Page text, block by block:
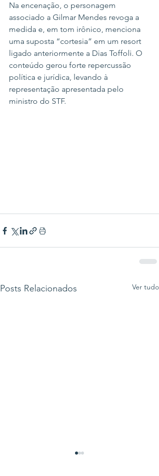
Na encenação, o personagem
associado a Gilmar Mendes revoga a
medida e, em tom irônico, menciona
uma suposta “cortesia” em um resort
ligado anteriormente a Dias Toffoli. O
conteúdo gerou forte repercussão
política e jurídica, levando à
representação apresentada pelo
ministro do STF.
Posts Relacionados Ver tudo